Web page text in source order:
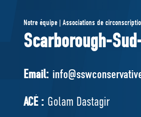
ÉQUIPE
Pierre Poilievre
Vos députés conservateurs
Exécutif national
ACÉ
Notre équipe | Associations de
Scarborough-
Email:
ACÉ : Golam Dastagir